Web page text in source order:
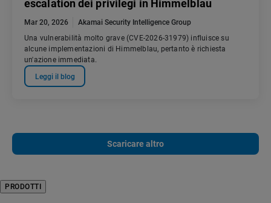
escalation dei privilegi in Himmelblau
Mar 20, 2026
Akamai Security Intelligence Group
Una vulnerabilità molto grave (CVE-2026-31979) influisce su
alcune implementazioni di Himmelblau, pertanto è richiesta
un'azione immediata.
Leggi il blog
Scaricare altro
PRODOTTI